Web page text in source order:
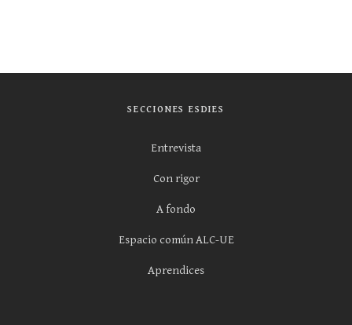
SECCIONES ESDIES
Entrevista
Con rigor
A fondo
Espacio común ALC-UE
Aprendices